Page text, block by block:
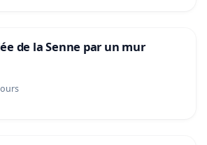
de la Senne par un mur